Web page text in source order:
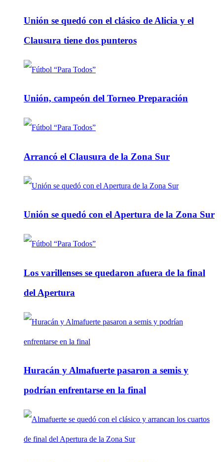
Unión se quedó con el clásico de Alicia y el
Clausura tiene dos punteros
Unión, campeón del Torneo Preparación
Arrancó el Clausura de la Zona Sur
Unión se quedó con el Apertura de la Zona Sur
Los varillenses se quedaron afuera de la final
del Apertura
Huracán y Almafuerte pasaron a semis y
podrían enfrentarse en la final